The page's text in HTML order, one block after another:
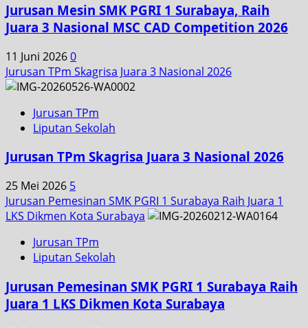
Jurusan Mesin SMK PGRI 1 Surabaya, Raih
Juara 3 Nasional MSC CAD Competition 2026
11 Juni 20260
Jurusan TPm Skagrisa Juara 3 Nasional 2026
Jurusan TPm
Liputan Sekolah
Jurusan TPm Skagrisa Juara 3 Nasional 2026
25 Mei 2026 5
Jurusan Pemesinan SMK PGRI 1 Surabaya Raih Juara 1
LKS Dikmen Kota Surabaya
Jurusan TPm
Liputan Sekolah
Jurusan Pemesinan SMK PGRI 1 Surabaya Raih
Juara 1 LKS Dikmen Kota Surabaya